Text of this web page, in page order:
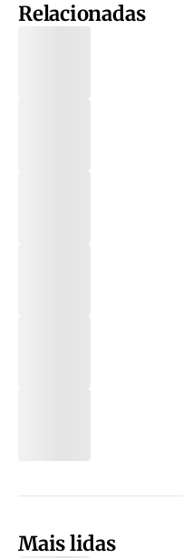
Relacionadas
Mais lidas